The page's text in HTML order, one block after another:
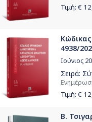
Τιμή: €
4938/
Ιούνιος
Σειρά:
Τιμή: €
Β.